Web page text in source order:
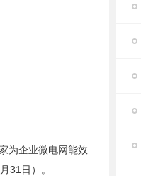
为企业微电网能效
31日）。